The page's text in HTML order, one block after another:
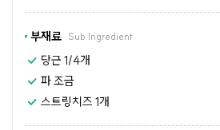
부재료 Sub Ingredient
당근 1/4개
파 조금
스트링치즈 1개